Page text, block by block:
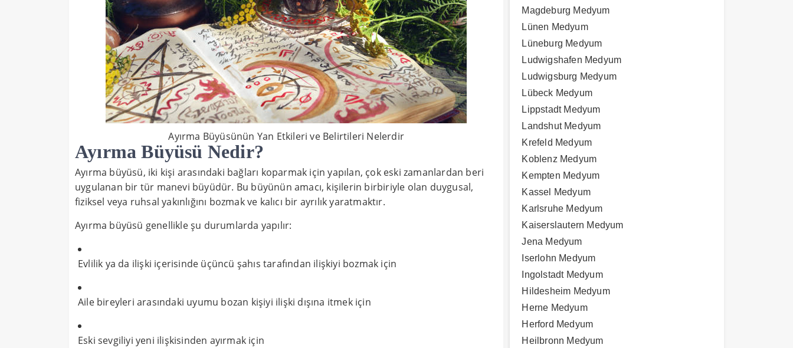
Ayırma Büyüsünün Yan Etkileri ve Belirtileri Nelerdir
Ayırma Büyüsü Nedir?
Ayırma büyüsü, iki kişi arasındaki bağları koparmak için yapılan, çok eski zamanlardan beri
uygulanan bir tür manevi büyüdür. Bu büyünün amacı, kişilerin birbiriyle olan duygusal,
fiziksel veya ruhsal yakınlığını bozmak ve kalıcı bir ayrılık yaratmaktır.
Ayırma büyüsü genellikle şu durumlarda yapılır:
Evlilik ya da ilişki içerisinde üçüncü şahıs tarafından ilişkiyi bozmak için
Aile bireyleri arasındaki uyumu bozan kişiyi ilişki dışına itmek için
Eski sevgiliyi yeni ilişkisinden ayırmak için
Magdeburg Medyum
Lünen Medyum
Lüneburg Medyum
Ludwigshafen Medyum
Ludwigsburg Medyum
Lübeck Medyum
Lippstadt Medyum
Landshut Medyum
Krefeld Medyum
Koblenz Medyum
Kempten Medyum
Kassel Medyum
Karlsruhe Medyum
Kaiserslautern Medyum
Jena Medyum
Iserlohn Medyum
Ingolstadt Medyum
Hildesheim Medyum
Herne Medyum
Herford Medyum
Heilbronn Medyum